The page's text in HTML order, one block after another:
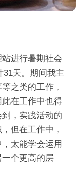
进行暑期社会
31天。期间我主
之类的工作，
在工作中也得
，实践活动的
但在工作中，
太能学会运用
个更高的层